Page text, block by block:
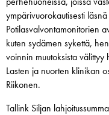
ympärivuorokautisesti
Potilasvalvontamonitorien
kuten sydämen sykettä,
voinnin muutoksista
Lasten ja nuorten klinikan
Riikonen.
Tallink Siljan